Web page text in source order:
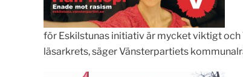
för Eskilstunas initiativ är mycket viktigt och
läsarkrets, säger Vänsterpartiets